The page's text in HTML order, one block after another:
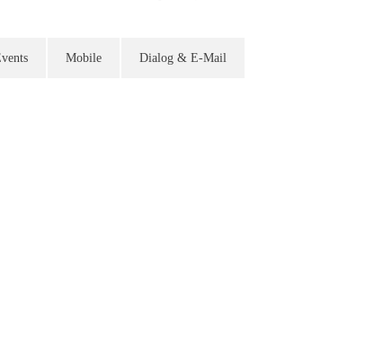
Mobile Dialog & E-Mail